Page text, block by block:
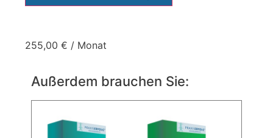
255,00€ / Monat
Außerdem brauchen Sie: